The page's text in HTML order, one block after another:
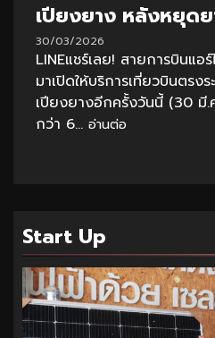
เปียงยาง หลังหยุด
30/03/2026
LINEแชร์เลย! สายการบินแ
มาเปิดให้บริการเที่ยวบินตร
เปียงยางอีกครั้งวันนี้ (30 มี
กว่า 6... อ่านต่อ
Start Up